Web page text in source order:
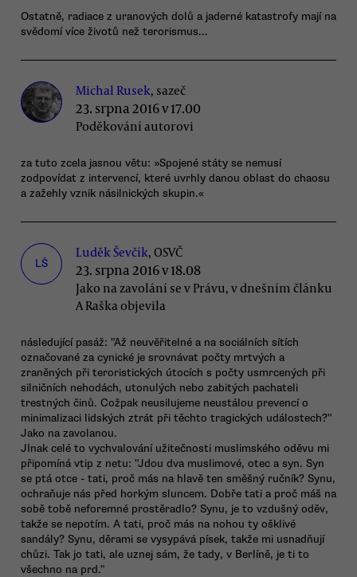
Ostatně, radiace z uranových dolů a jaderné katastrofy mají na
svědomí více životů než terorismus...
Michal Rusek, sazeč
23. srpna 2016 v 17.00
Poděkování autorovi
za tuto zcela jasnou větu: »Spojené státy se nemusí
zodpovídat z intervencí, které uvrhly danou oblast do chaosu
a zažehly vznik násilnických skupin.«
LŠ
Luděk Ševčík, OSVČ
23. srpna 2016 v 18.08
Jako na zavolání se v Právu, v dnešním článku
A Raška objevila
následující pasáž: "Až neuvěřitelné a na sociálních sítích
označované za cynické je srovnávat počty mrtvých a
zraněných při teroristických útocích s počty usmrcených při
silničních nehodách, utonulých nebo zabitých pachateli
trestných činů. Cožpak neusilujeme neustálou prevencí o
minimalizaci lidských ztrát při těchto tragických událostech?"
Jako na zavolanou.
JInak celé to vychvalování užitečnosti muslimského oděvu mi
připomíná vtip z netu: "Jdou dva muslimové, otec a syn. Syn
se ptá otce - tati, proč más na hlavě ten směšný ručník? Synu,
ochraňuje nás před horkým sluncem. Dobře tati a proč máš na
sobě tobě neforemné prostěradlo? Synu, je to vzdušný oděv,
takže se nepotím. A tati, proč más na nohou ty ošklivé
sandály? Synu, děrami se vysypává písek, takže mi usnadňují
chůzi. Tak jo tati, ale uznej sám, že tady, v Berlíně, je ti to
všechno na prd."